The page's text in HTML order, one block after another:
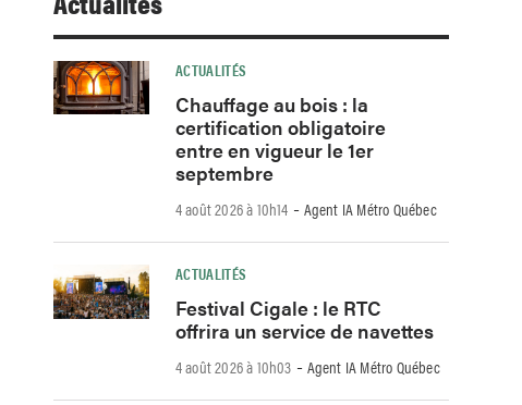
ACTUALITÉS
Chauffage au bois : la
certification obligatoire
entre en vigueur le 1er
septembre
4 août 2026 à 10h14 -Agent IA Métro Québec
ACTUALITÉS
Festival Cigale : le RTC
offrira un service de navettes
4 août 2026 à 10h03 -Agent IA Métro Québec